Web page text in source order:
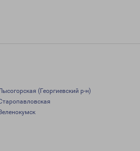
(Георгиевский р-н)